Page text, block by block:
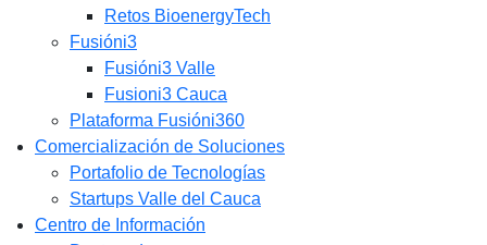
Retos BioenergyTech
Fusióni3
Fusióni3 Valle
Fusioni3 Cauca
Plataforma Fusióni360
Comercialización de Soluciones
Portafolio de Tecnologías
Startups Valle del Cauca
Centro de Información